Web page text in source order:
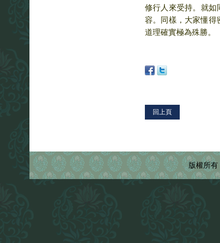
修行人來受持。就如
容。同樣，大家懂得
道理確實極為殊勝。
版權所